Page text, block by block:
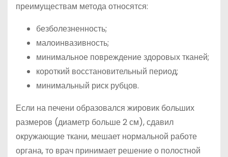
преимуществам метода относятся:
безболезненность;
малоинвазивность;
минимальное повреждение здоровых тканей;
короткий восстановительный период;
минимальный риск рубцов.
Если на печени образовался жировик больших
размеров (диаметр больше 2 см), сдавил
окружающие ткани, мешает нормальной работе
органа, то врач принимает решение о полостной